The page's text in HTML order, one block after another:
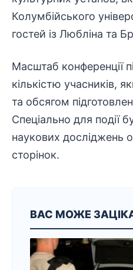
Колумбійського
гостей із Любліна та
Масштаб конференції
кількістю учасників,
та обсягом
Спеціально для події
наукових досліджень
сторінок.
ВАС МОЖЕ